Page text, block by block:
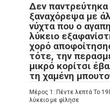
Δεν
ξαναχόρεψα με
νύχτα που ο
λύκειο
χορό
τότε, την
μικρό κορίτσι
τη χαμένη
Μέρος 1: Πέντε λεπτά Το
λύκειο με φίλησε